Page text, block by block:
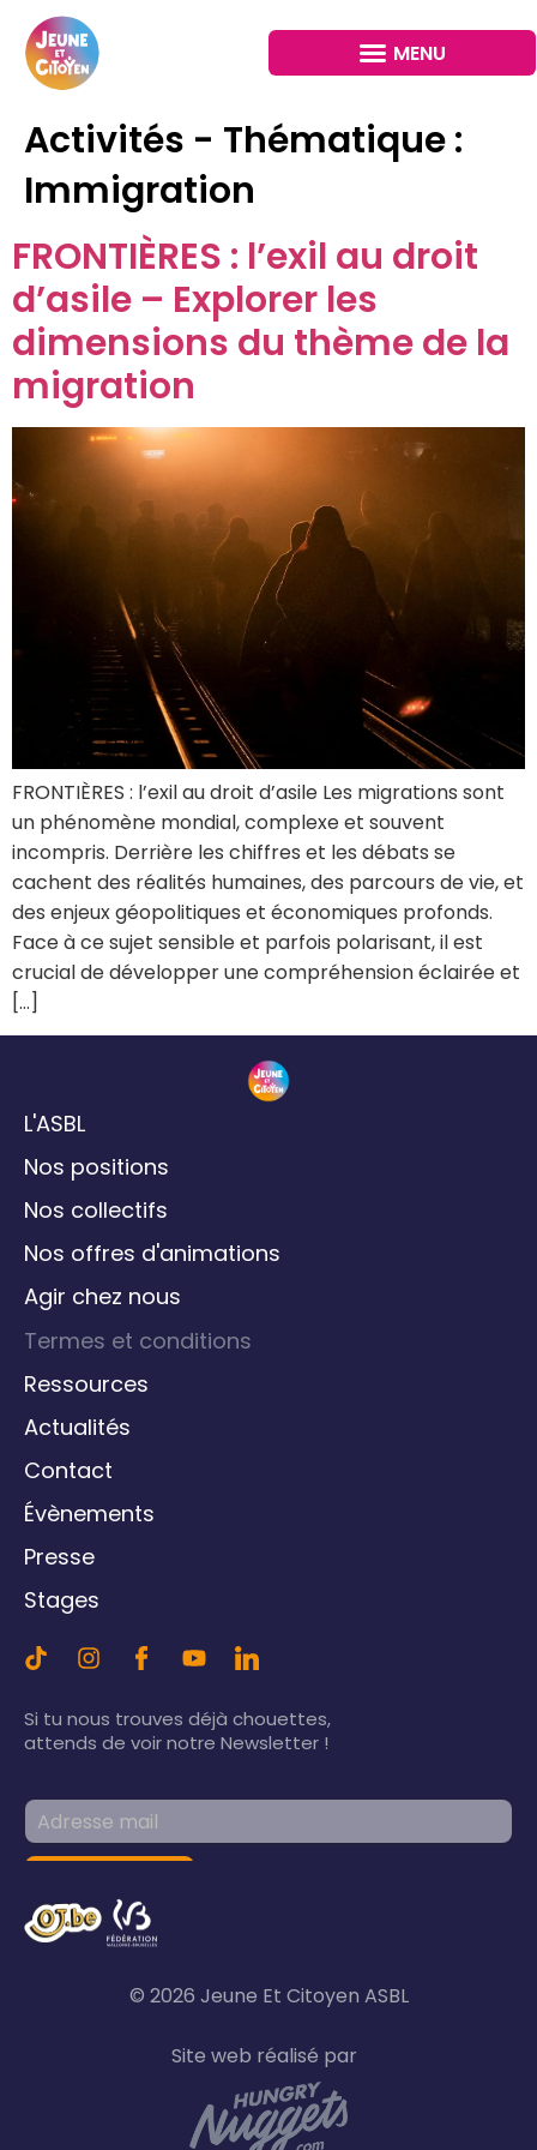
Activités - Thématique :
Immigration
FRONTIÈRES : l’exil au droit
d’asile – Explorer les
dimensions du thème de la
migration
FRONTIÈRES : l’exil au droit d’asile Les migrations sont
un phénomène mondial, complexe et souvent
incompris. Derrière les chiffres et les débats se
cachent des réalités humaines, des parcours de vie, et
des enjeux géopolitiques et économiques profonds.
Face à ce sujet sensible et parfois polarisant, il est
crucial de développer une compréhension éclairée et
[…]
L'ASBL
Nos positions
Nos collectifs
Nos offres d'animations
Agir chez nous
Termes et conditions
Ressources
Actualités
Contact
Évènements
Presse
Stages
Si tu nous trouves déjà chouettes,
attends de voir notre Newsletter !
© 2026 Jeune Et Citoyen ASBL
Site web réalisé par